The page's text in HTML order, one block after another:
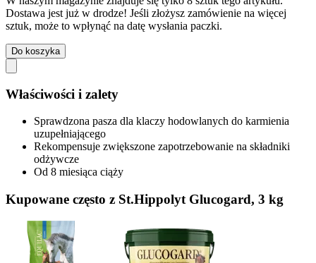
Dostawa jest już w drodze! Jeśli złożysz zamówienie na więcej
sztuk, może to wpłynąć na datę wysłania paczki.
Do koszyka
Właściwości i zalety
Sprawdzona pasza dla klaczy hodowlanych do karmienia
uzupełniającego
Rekompensuje zwiększone zapotrzebowanie na składniki
odżywcze
Od 8 miesiąca ciąży
Kupowane często z St.Hippolyt Glucogard, 3 kg